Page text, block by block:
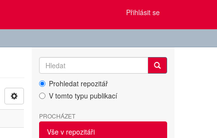
Přihlásit se
Prohledat repozitář
V tomto typu publikací
PROCHÁZET
Vše v repozitáři